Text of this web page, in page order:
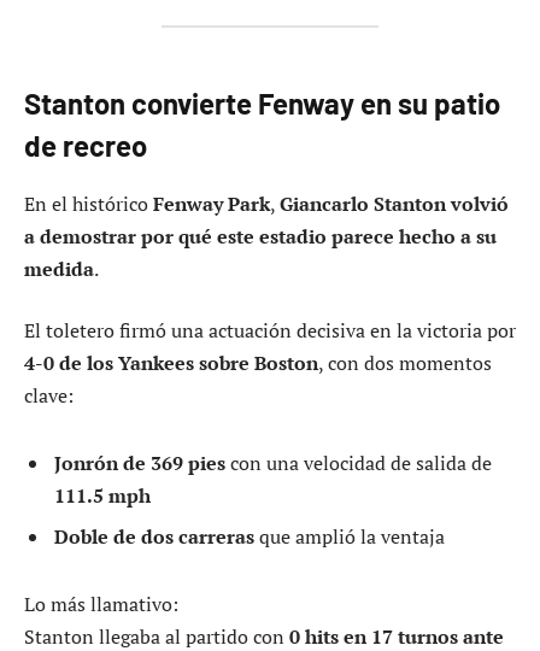
Stanton convierte Fenway en su patio
de recreo
En el históricoFenway Park,Giancarlo Stanton volvió
a demostrar por qué este estadio parece hecho a su
medida.
El toletero firmó una actuación decisiva en la victoria por
4-0 de los Yankees sobre Boston, con dos momentos
clave:
Jonrón de 369 piescon una velocidad de salida de
111.5 mph
Doble de dos carrerasque amplió la ventaja
Lo más llamativo:
Stanton llegaba al partido con 0 hits en 17 turnos ante